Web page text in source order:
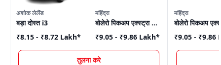
अशोक लेलैंड
बड़ा दोस्त i3
₹8.15 - ₹8.72 Lakh*
महिंद्रा
बोलेरो पिकअप एक्स्ट्रा लॉन्ग
₹9.05 - ₹9.86 Lakh*
तुलना करे
महिंद्रा
₹9.05 - ₹9.86